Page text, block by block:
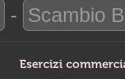
- Scambio
Esercizi